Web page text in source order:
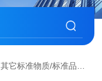
其它标准物质/标准品